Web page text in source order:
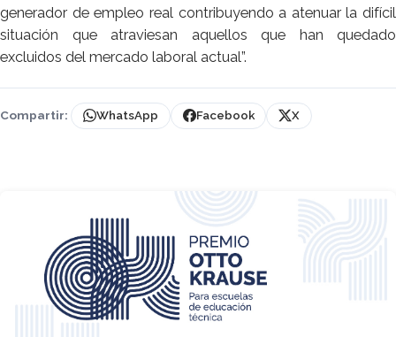
generador de empleo real contribuyendo a atenuar la difícil
situación que atraviesan aquellos que han quedado
excluidos del mercado laboral actual”.
Compartir: WhatsApp Facebook X